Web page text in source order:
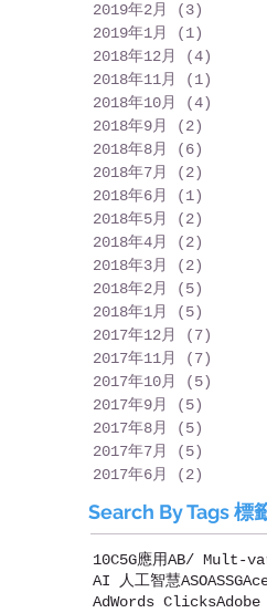
2019年2月
(3)
2019年1月
(1)
2018年12月
(4)
2018年11月
(1)
2018年10月
(4)
2018年9月
(2)
2018年8月
(6)
2018年7月
(2)
2018年6月
(1)
2018年5月
(2)
2018年4月
(2)
2018年3月
(2)
2018年2月
(5)
2018年1月
(5)
2017年12月
(7)
2017年11月
(7)
2017年10月
(5)
2017年9月
(5)
2017年8月
(5)
2017年7月
(5)
2017年6月
(2)
Search By Tags 標
10C5G應用AB/ Mult-
AI 人工智慧ASOASSG
AdWords Clicks